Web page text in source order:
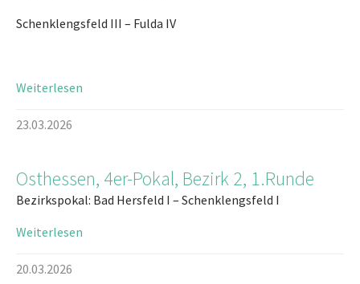
Schenklengsfeld III – Fulda IV
Weiterlesen
23.03.2026
Osthessen, 4er-Pokal, Bezirk 2, 1.Runde
Bezirkspokal: Bad Hersfeld I – Schenklengsfeld I
Weiterlesen
20.03.2026